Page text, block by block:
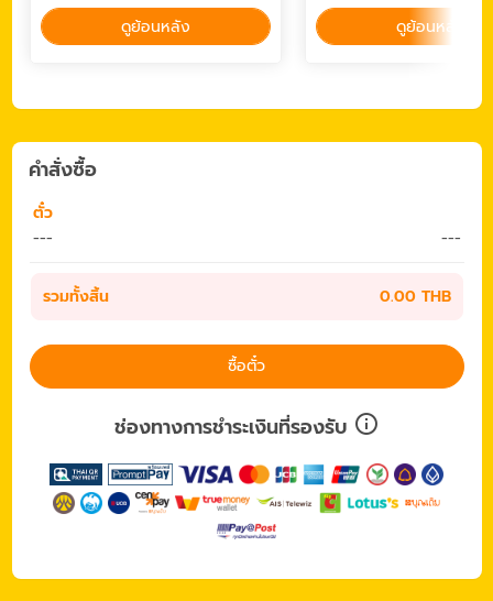
ดูย้อนหลัง
ดูย้อนหลัง
คำสั่งซื้อ
ตั๋ว
---
---
รวมทั้งสิ้น 0.00 THB
ซื้อตั๋ว
ช่องทางการชำระเงินที่รองรับ